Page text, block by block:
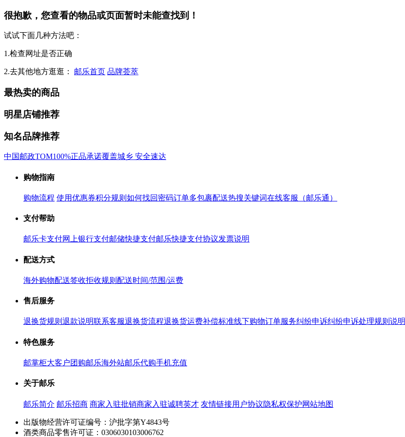
很抱歉，您查看的物品或页面暂时未能查找到！
试试下面几种方法吧：
1.检查网址是否正确
2.去其他地方逛逛： 邮乐首页 品牌荟萃
最热卖的商品
明星店铺推荐
知名品牌推荐
中国邮政TOM100%正品承诺覆盖城乡 安全速达
购物指南
购物流程 使用优惠券积分规则 如何找回密码订单多包裹配送热搜关键词在线客服（邮乐通）
支付帮助
邮乐卡支付网上银行支付邮储快捷支付邮乐快捷支付协议发票说明
配送方式
海外购物配送签收拒收规则 配送时间/范围/运费
售后服务
退换货规则 退款说明联系客服退换货流程退换货运费补偿标准线下购物订单服务纠纷申诉纠纷申诉处理规则说明
特色服务
邮掌柜大客户团购邮乐海外站邮乐代购手机充值
关于邮乐
邮乐简介 邮乐招商 商家入驻批销商家入驻诚聘英才 友情链接用户协议隐私权保护网站地图
出版物经营许可证编号：沪批字第Y4843号
酒类商品零售许可证：0306030103006762